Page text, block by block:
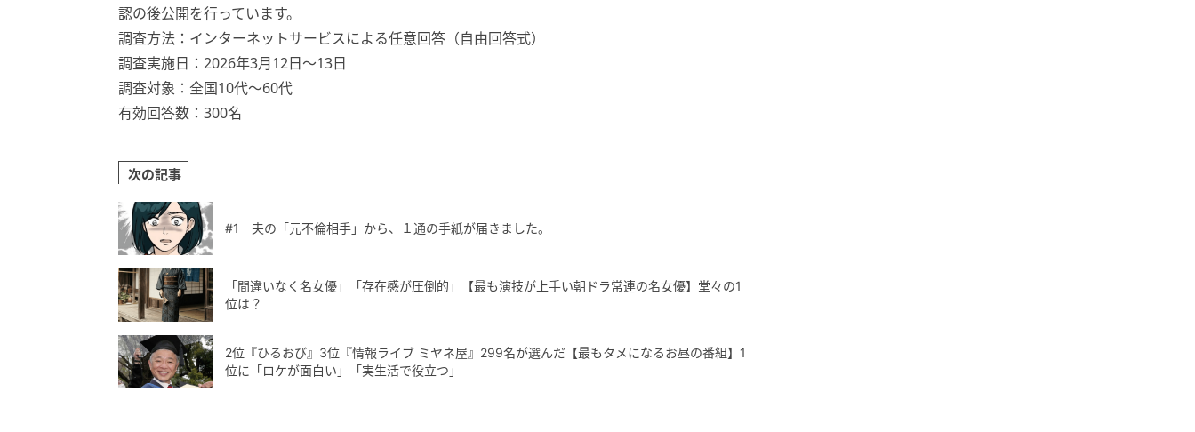
認の後公開を行っています。
調査方法：インターネットサービスによる任意回答（自由回答式）
調査実施日：2026年3月12日〜13日
調査対象：全国10代〜60代
有効回答数：300名
次の記事
#1 夫の「元不倫相手」から、１通の手紙が届きました。
「間違いなく名女優」「存在感が圧倒的」【最も演技が上手い朝ドラ常連の名女優】堂々の1
位は？
2位『ひるおび』3位『情報ライブ ミヤネ屋』299名が選んだ【最もタメになるお昼の番組】1
位に「ロケが面白い」「実生活で役立つ」